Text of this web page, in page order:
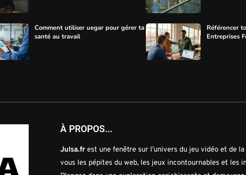
Comment utiliser uegar pour gérer ta
santé au travail
Référencer
Entreprises
À PROPOS...
Julsa.frest une fenêtre sur l’univers du jeu vidéo et de
vous les pépites du web, les jeux incontournables et les